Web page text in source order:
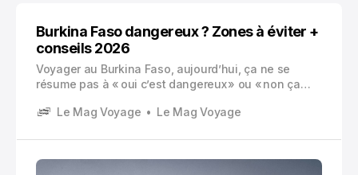
Burkina Faso dangereux ? Zones à éviter +
conseils 2026
Voyager au Burkina Faso, aujourd’hui, ça ne se
résume pas à « oui c’est dangereux » ou « non ça
réalité dépend beaucoup de la zone, du moment, de
sur place.
Le Mag Voyage Le Mag Voyage